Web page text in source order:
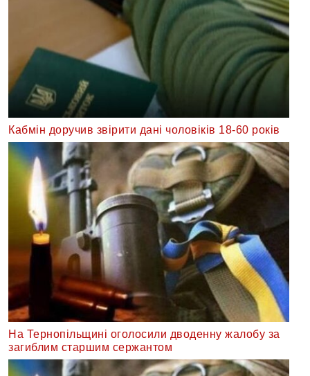
Кабмін доручив звірити дані чоловіків 18-60 років
На Тернопільщині оголосили дводенну жалобу за
загиблим старшим сержантом